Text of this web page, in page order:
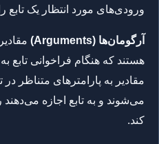
ورودی‌های مورد انتظار یک تابع
آرگومان‌ها (Arguments)
هستند که هنگام فراخوانی تابع
مقادیر به پارامترهای متناظر
می‌شوند و به تابع اجازه
کند.